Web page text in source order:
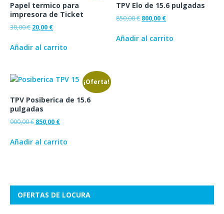
Papel termico para
impresora de Ticket
30,00€ 20,00 €
Añadir al carrito
TPV Elo de 15.6 pulgadas
850,00€ 800,00 €
Añadir al carrito
¡Oferta!
TPV Posiberica de 15.6
pulgadas
900,00€ 850,00 €
Añadir al carrito
OFERTAS DE LOCURA